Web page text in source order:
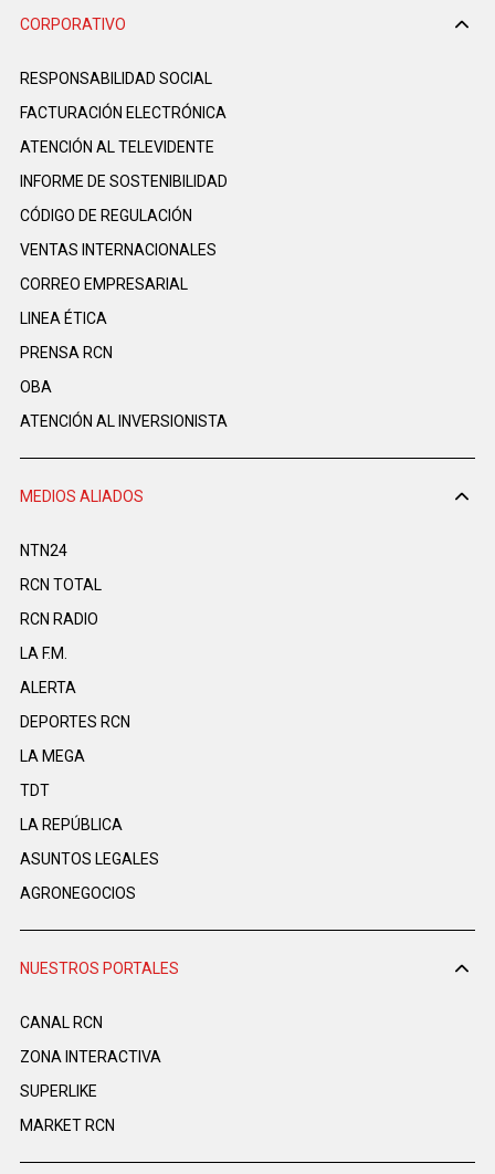
CORPORATIVO
RESPONSABILIDAD SOCIAL
FACTURACIÓN ELECTRÓNICA
ATENCIÓN AL TELEVIDENTE
INFORME DE SOSTENIBILIDAD
CÓDIGO DE REGULACIÓN
VENTAS INTERNACIONALES
CORREO EMPRESARIAL
LINEA ÉTICA
PRENSA RCN
OBA
ATENCIÓN AL INVERSIONISTA
MEDIOS ALIADOS
NTN24
RCN TOTAL
RCN RADIO
LA F.M.
ALERTA
DEPORTES RCN
LA MEGA
TDT
LA REPÚBLICA
ASUNTOS LEGALES
AGRONEGOCIOS
NUESTROS PORTALES
CANAL RCN
ZONA INTERACTIVA
SUPERLIKE
MARKET RCN